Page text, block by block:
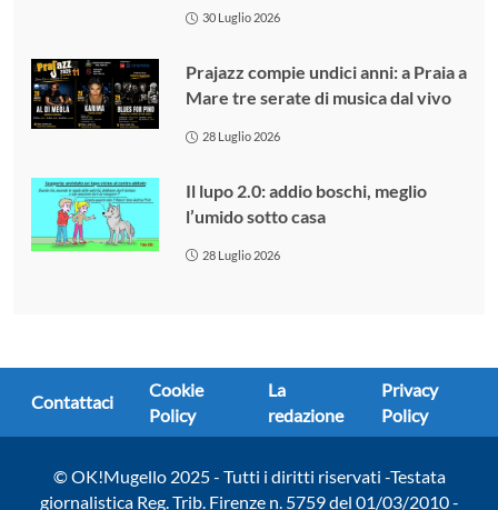
30 Luglio 2026
Prajazz compie undici anni: a Praia a
Mare tre serate di musica dal vivo
28 Luglio 2026
Il lupo 2.0: addio boschi, meglio
l’umido sotto casa
28 Luglio 2026
Contattaci
Cookie
Policy
La
redazione
Privacy
Policy
© OK!Mugello 2025 - Tutti i diritti riservati -Testata
giornalistica Reg. Trib. Firenze n. 5759 del 01/03/2010 -